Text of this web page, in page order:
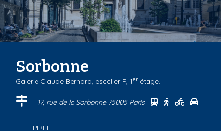
Sorbonne
Galerie Claude Bernard, escalier P, 1erétage.
17, rue de la Sorbonne 75005 Paris Se rendre au
Se rendre
SeSe
PIREH